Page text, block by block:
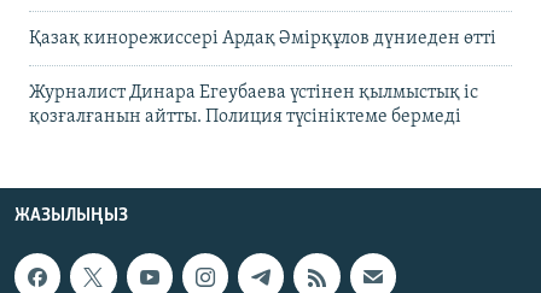
Қазақ кинорежиссері Ардақ Әмірқұлов дүниеден өтті
Журналист Динара Егеубаева үстінен қылмыстық іс
қозғалғанын айтты. Полиция түсініктеме бермеді
ЖАЗЫЛЫҢЫЗ